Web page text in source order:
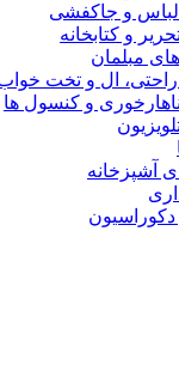
و جاکفشی
و کتابخانه
مبلمان
ال و تخت
و کنسول ها
آشپزخانه